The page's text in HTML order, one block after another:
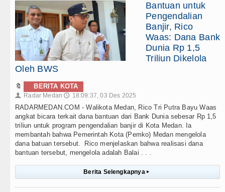
Bantuan untuk
Pengendalian
Banjir, Rico
Waas: Dana Bank
Dunia Rp 1,5
Triliun Dikelola
Oleh BWS
🔖 BERITA KOTA
👤 Radar Medan 🕔 18:09:37, 03 Des 2025
RADARMEDAN.COM - Walikota Medan, Rico Tri Putra Bayu Waas
angkat bicara terkait dana bantuan dari Bank Dunia sebesar Rp 1,5
triliun untuk program pengendalian banjir di Kota Medan. Ia
membantah bahwa Pemerintah Kota (Pemko) Medan mengelola
dana batuan tersebut. Rico menjelaskan bahwa realisasi dana
bantuan tersebut, mengelola adalah Balai . . .
Berita Selengkapnya ▸